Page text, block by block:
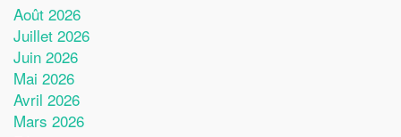
Août 2026
Juillet 2026
Juin 2026
Mai 2026
Avril 2026
Mars 2026